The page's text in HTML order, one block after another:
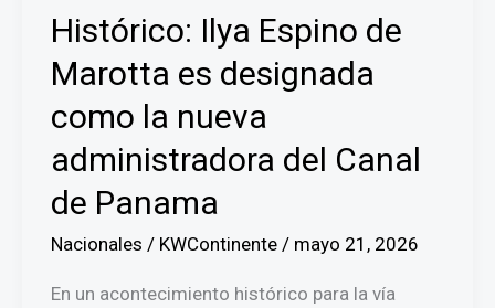
Histórico: Ilya Espino de
Marotta es designada
como la nueva
administradora del Canal
de Panama
Nacionales / KWContinente / mayo 21, 2026
En un acontecimiento histórico para la vía